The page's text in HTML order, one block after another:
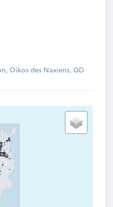
Oikos des Naxiens, GD